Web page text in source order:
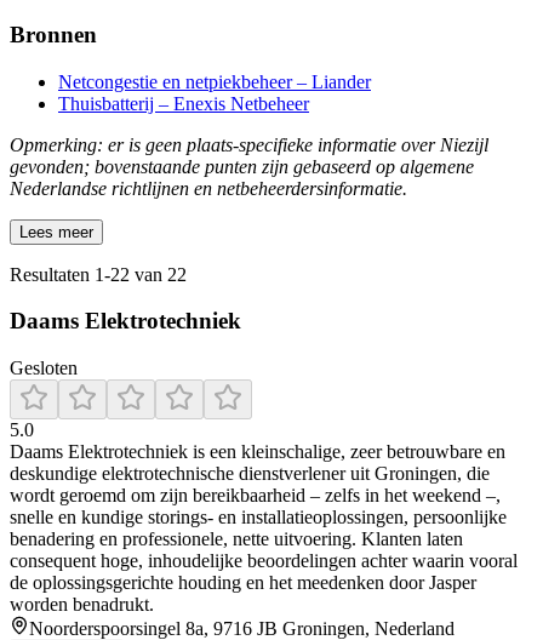
Bronnen
Netcongestie en netpiekbeheer – Liander
Thuisbatterij – Enexis Netbeheer
Opmerking: er is geen plaats-specifieke informatie over Niezijl
gevonden; bovenstaande punten zijn gebaseerd op algemene
Nederlandse richtlijnen en netbeheerdersinformatie.
Lees meer
Resultaten 1-22 van 22
Daams Elektrotechniek
Gesloten
5.0
Daams Elektrotechniek is een kleinschalige, zeer betrouwbare en
deskundige elektrotechnische dienstverlener uit Groningen, die
wordt geroemd om zijn bereikbaarheid – zelfs in het weekend –,
snelle en kundige storings‑ en installatieoplossingen, persoonlijke
benadering en professionele, nette uitvoering. Klanten laten
consequent hoge, inhoudelijke beoordelingen achter waarin vooral
de oplossingsgerichte houding en het meedenken door Jasper
worden benadrukt.
Noorderspoorsingel 8a, 9716 JB Groningen, Nederland